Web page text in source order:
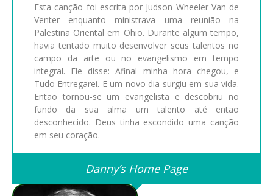
Esta canção foi escrita por Judson Wheeler Van de
Venter enquanto ministrava uma reunião na
Palestina Oriental em Ohio. Durante algum tempo,
havia tentado muito desenvolver seus talentos no
campo da arte ou no evangelismo em tempo
integral. Ele disse: Afinal minha hora chegou, e
Tudo Entregarei. E um novo dia surgiu em sua vida.
Então tornou-se um evangelista e descobriu no
fundo da sua alma um talento até então
desconhecido. Deus tinha escondido uma canção
em seu coração.
Danny’s Home Page